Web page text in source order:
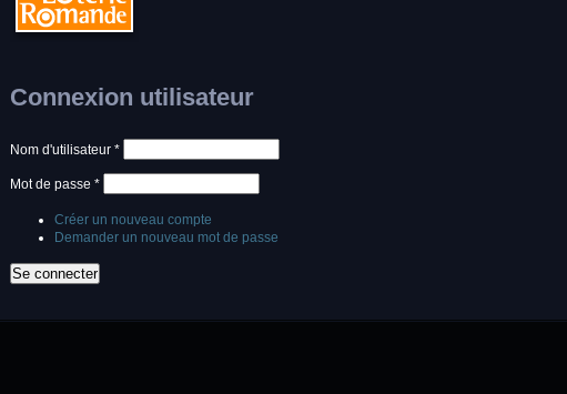
Connexion utilisateur
Nom d'utilisateur *
Mot de passe *
Créer un nouveau compte
Demander un nouveau mot de passe